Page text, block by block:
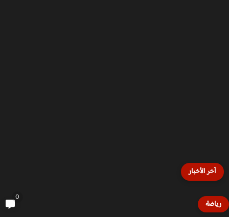
آخر الأخبار